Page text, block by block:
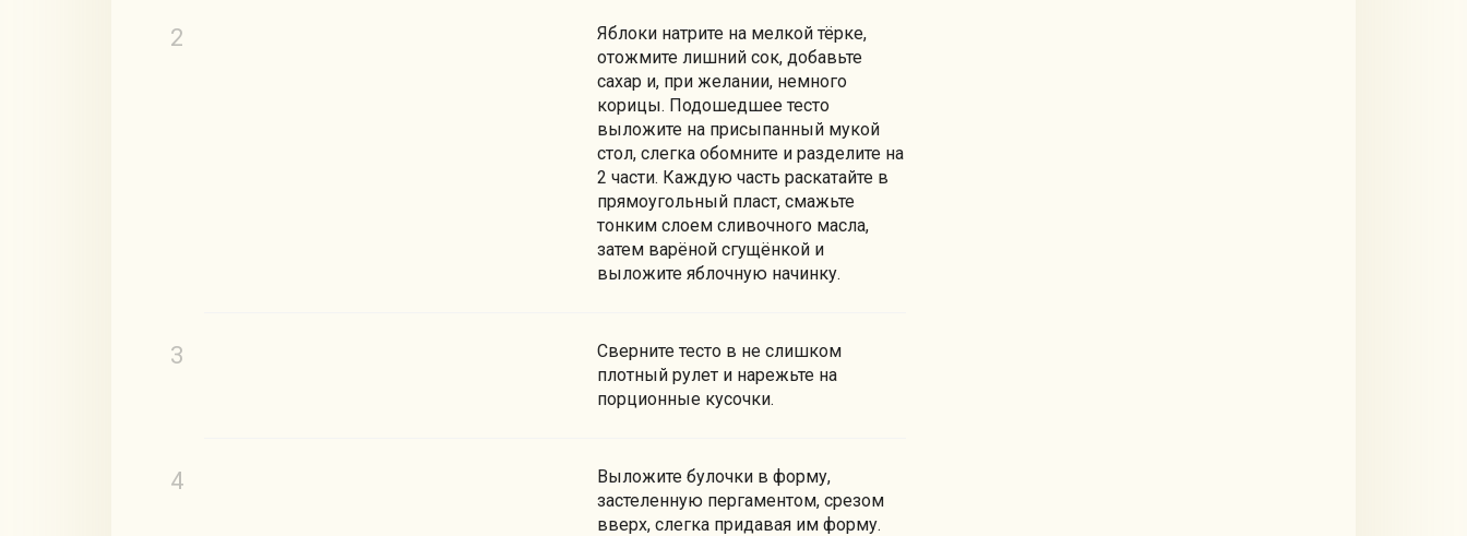
Яблоки натрите на мелкой тёрке,
отожмите лишний сок, добавьте
сахар и, при желании, немного
корицы. Подошедшее тесто
выложите на присыпанный мукой
стол, слегка обомните и разделите на
2 части. Каждую часть раскатайте в
прямоугольный пласт, смажьте
тонким слоем сливочного масла,
затем варёной сгущёнкой и
выложите яблочную начинку.
Сверните тесто в не слишком
плотный рулет и нарежьте на
порционные кусочки.
Выложите булочки в форму,
застеленную пергаментом, срезом
вверх, слегка придавая им форму.